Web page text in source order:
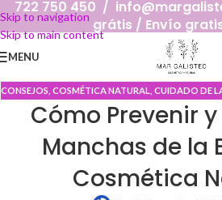
Skip to navigation
Skip to main content
722 750 450 /
grátis / Envío
MENU
CONSEJOS COSMÉTICA NATURAL CUIDADO DE
Cómo Prevenir
Manchas de la
Cosmética